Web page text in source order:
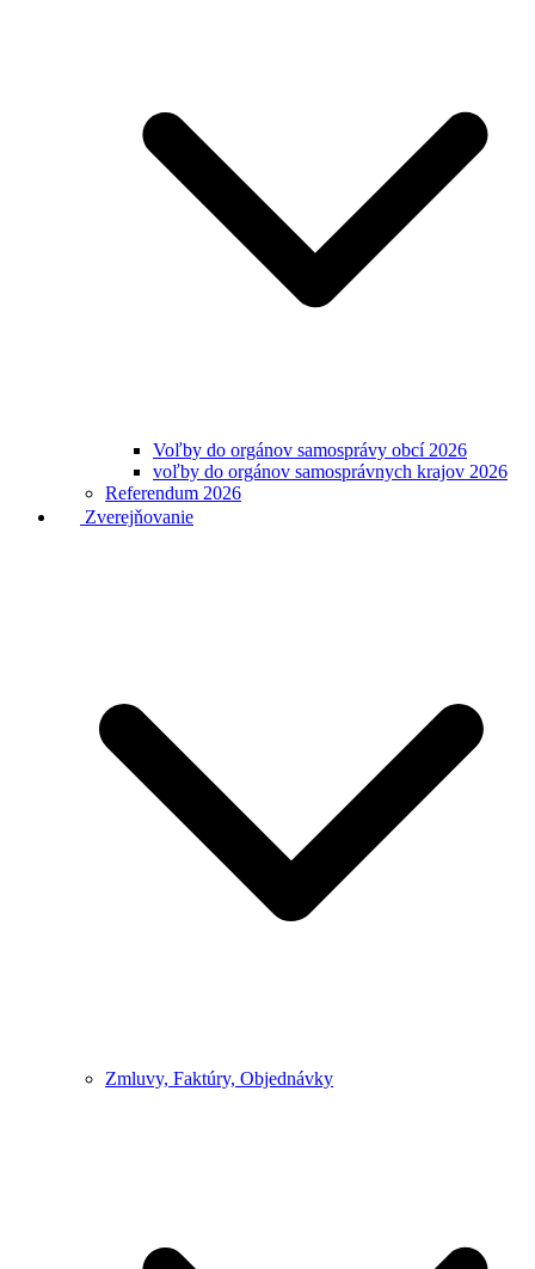
Voľby do orgánov samosprávy obcí 2026
voľby do orgánov samosprávnych krajov 2026
Referendum 2026
Zverejňovanie
Zmluvy, Faktúry, Objednávky